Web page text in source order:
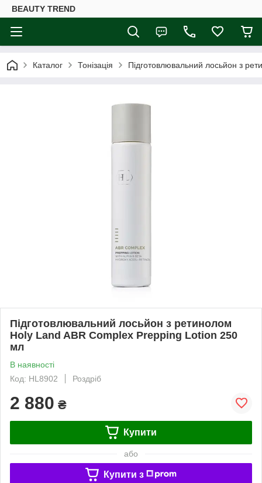
BEAUTY TREND
Каталог Тонізація Підготовлювальний лосьйон з
Підготовлювальний лосьйон з ретинолом
Holy Land ABR Complex Prepping Lotion 250
мл
В наявності
Код: HL8902
Роздріб
2 880 ₴
Купити
або
Купити з